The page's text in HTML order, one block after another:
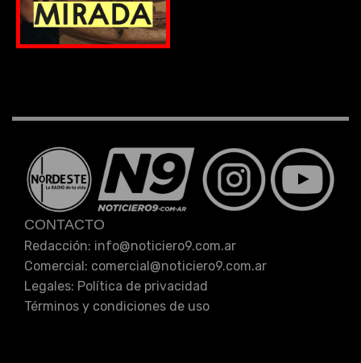
CONTACTO
Redacción: info@noticiero9.com.ar
Comercial: comercial@noticiero9.com.ar
Legales: Política de privacidad
Términos y condiciones de uso